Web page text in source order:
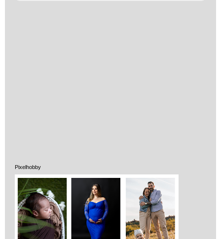
Pixelhobby
de akár INGYEN!
1-3 munkanapos kiszállítás
5%-os törzsvásárlói
kedvezmény